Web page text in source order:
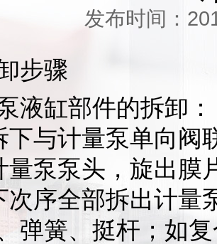
发布时间：
步骤
液缸部件的拆卸：
下与计量泵单向阀
量泵泵头，旋出膜
次序全部拆出计量
弹簧、挺杆；如